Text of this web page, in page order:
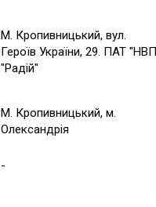
М. Кропивницький, вул.
Героїв України, 29. ПАТ "НВП
"Радій"
М. Кропивницький, м.
Олександрія
-